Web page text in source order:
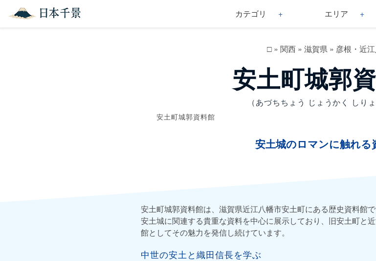
カテゴリ エリア
□» 関西» 滋賀県» 彦根・近
安土町城郭
（あづちちょう じょうかく しりょ
安土町城郭資料館
安土城のロマンに触れる
安土町城郭資料館は、滋賀県近江八幡市安土町にある歴史資料館
安土城に関連する貴重な資料を中心に展示しており、旧安土町と
館としてその魅力を発信し続けています。
中世の安土と織田信長を学ぶ